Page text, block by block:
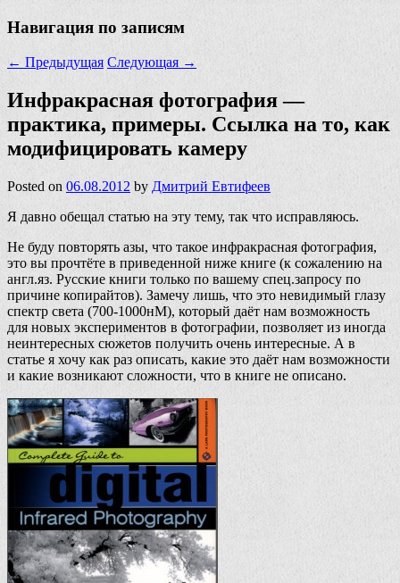
Навигация по записям
← Предыдущая Следующая →
Инфракрасная фотография —
практика, примеры. Ссылка на то, как
модифицировать камеру
Posted on 06.08.2012 by Дмитрий Евтифеев
Я давно обещал статью на эту тему, так что исправляюсь.
Не буду повторять азы, что такое инфракрасная фотография,
это вы прочтёте в приведенной ниже книге (к сожалению на
англ.яз. Русские книги только по вашему спец.запросу по
причине копирайтов). Замечу лишь, что это невидимый глазу
спектр света (700-1000нМ), который даёт нам возможность
для новых экспериментов в фотографии, позволяет из иногда
неинтересных сюжетов получить очень интересные. А в
статье я хочу как раз описать, какие это даёт нам возможности
и какие возникают сложности, что в книге не описано.